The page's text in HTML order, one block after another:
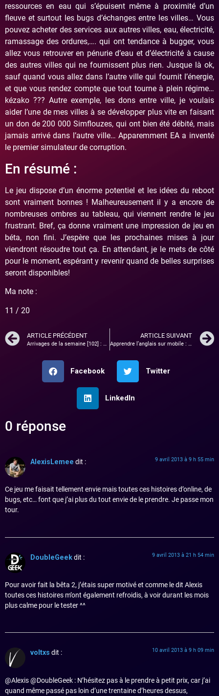
ressources en eau qui s’épuisent même à proximité d’un
fleuve et surtout les bugs d’échanges entre les villes… Vous
pouvez acheter des services aux autres villes, eau, électricité,
ramassage des ordures,…. qui ont tendance à bugger, vous
allez vous retrouver en pénurie d’eau et d’électricité à cause
des autres villes qui ne fournissent plus rien. Jusque là ok,
sauf quand vous allez dans l’autre ville qui fournit l’énergie,
et que vous rendez compte que tout tourne à plein régime…
kézako ??? Autre exemple, les dons entre ville, je voulais
aider l’une de mes villes à se développer plus vite en faisant
un don de 200 000 Simflouzes, qui ont bien été débité, mais
jamais arrivé dans l’autre ville… Apparemment EA a inventé
le premier simulateur de corruption.
En résumé :
Le jeu dispose d’un énorme potentiel et les idées du reboot
sont vraiment bonnes ! Malheureusement il y a encore de
nombreuses ombres au tableau, qui viennent rendre le jeu
frustrant. Bref, ça donne vraiment une impression de jeu en
béta, non fini. J’espère que les prochaines mises à jour
viendront résoudre tout ça. En attendant, je le mets de côté
pour le moment, espérant y revenir quand de belles surprises
seront disponibles!
Ma note :
11 / 20
ARTICLE PRÉCÉDENT
Arrivages de la semaine [102] : Figurine Batman, mangas …
ARTICLE SUIVANT
Apprendre l’anglais sur mobile : les meilleures apps.
Facebook Twitter
LinkedIn
0 réponse
AlexisLemee dit : 9 avril 2013 à 9 h 55 min
Ce jeu me faisait tellement envie mais toutes ces histoires d’online, de
bugs, etc… font que j’ai plus du tout envie de le prendre. Je passe mon
tour.
DoubleGeekdit : 9 avril 2013 à 21 h 54 min
Pour avoir fait la bêta 2, j’étais super motivé et comme le dit Alexis
toutes ces histoires m’ont également refroidis, à voir durant les mois
plus calme pour le tester ^^
voltxs dit : 10 avril 2013 à 9 h 09 min
@Alexis @DoubleGeek : N’hésitez pas à le prendre à petit prix, car j’ai
quand même passé pas loin d’une trentaine d’heures dessus,